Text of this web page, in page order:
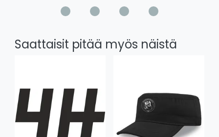
Saattaisit pitää myös näistä